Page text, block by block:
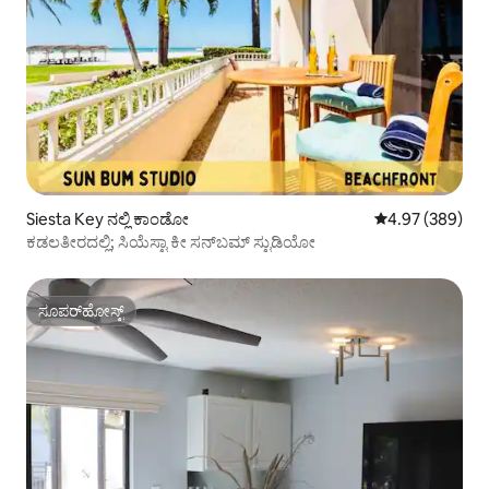
Siesta Key ನಲ್ಲಿ ಕಾಂಡೋ 5 ರಲ್ಲಿ 4.97
4.97 (389)
ಕಡಲತೀರದಲ್ಲಿ; ಸಿಯೆಸ್ಟಾ ಕೀ ಸನ್‌ಬಮ್ ಸ್ಟುಡಿಯೋ
ಸೂಪರ್‌ಹೋಸ್ಟ್
ಸೂಪರ್‌ಹೋಸ್ಟ್